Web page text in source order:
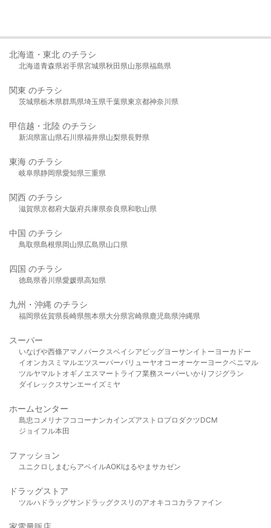
北海道・東北 のチラシ
北海道青森県岩手県宮城県秋田県山形県福島県
関東 のチラシ
茨城県栃木県群馬県埼玉県千葉県東京都神奈川県
甲信越・北陸 のチラシ
新潟県富山県石川県福井県山梨県長野県
東海 のチラシ
岐阜県静岡県愛知県三重県
関西 のチラシ
滋賀県京都府大阪府兵庫県奈良県和歌山県
中国 のチラシ
鳥取県島根県岡山県広島県山口県
四国 のチラシ
徳島県香川県愛媛県高知県
九州・沖縄 のチラシ
福岡県佐賀県長崎県熊本県大分県宮崎県鹿児島県沖縄県
スーパー
いなげや西條アマノパークスベイシア ビッグヨーサンイトーヨーカドー
イオンカスミ マルエツスーパーバリューヤオコーオーケー ヨークベニマル
ツルヤマルト オギノ エスマート ライフ業務スーパーいかり フジグラン
ダイレックスサンエーイズミヤ
ホームセンター
島忠 コメリ ナフコ コーナンカインズアストロプロダクツDCM
ジョイフル本田
ファッション
ユニクロ しまむら アベイルAOKIはるやま サカゼン
ドラッグストア
ツルハドラッグサンドラッグクスリのアオキ ココカラファイン